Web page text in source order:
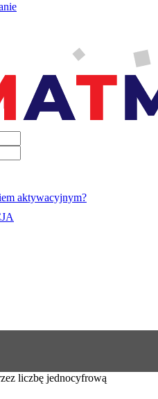
aktywacyjnym?
liczbę jednocyfrową